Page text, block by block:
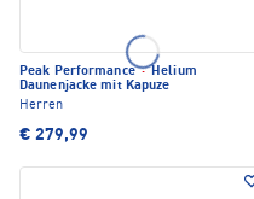
Peak Performance·Helium
Daunenjacke mit Kapuze
Herren
€ 279,99